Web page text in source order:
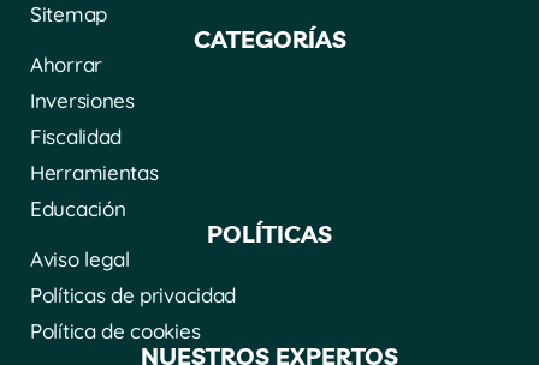
Sitemap
CATEGORÍAS
Ahorrar
Inversiones
Fiscalidad
Herramientas
Educación
POLÍTICAS
Aviso legal
Políticas de privacidad
Política de cookies
NUESTROS EXPERTOS